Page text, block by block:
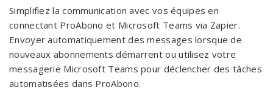
Simplifiez la communication avec vos équipes en
connectant ProAbono et Microsoft Teams via Zapier.
Envoyer automatiquement des messages lorsque de
nouveaux abonnements démarrent ou utilisez votre
messagerie Microsoft Teams pour déclencher des tâches
automatisées dans ProAbono.